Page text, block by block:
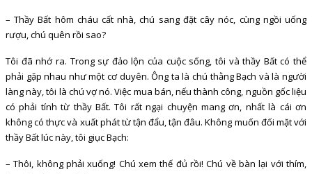
– Thầy Bất hôm cháu cất nhà, chú sang đặt cây nóc, cùng ngồi uống
rượu, chú quên rồi sao?
Tôi đã nhớ ra. Trong sự đảo lộn của cuộc sống, tôi và thầy Bất có thể
phải gặp nhau như một cơ duyên. Ông ta là chú thằng Bạch và là người
làng này, tôi là chú vợ nó. Việc mua bán, nếu thành công, nguồn gốc liệu
có phải tính từ thầy Bất. Tôi rất ngại chuyện mang ơn, nhất là cái ơn
không có thực và xuất phát từ tận đẩu, tận đâu. Không muốn đối mặt với
thầy Bất lúc này, tôi giục Bạch:
– Thôi, không phải xuống! Chú xem thế đủ rồi! Chú về bàn lại với thím,